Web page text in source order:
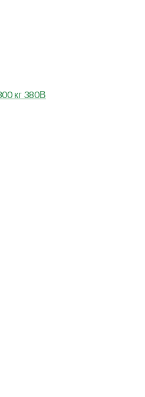
кг 380В